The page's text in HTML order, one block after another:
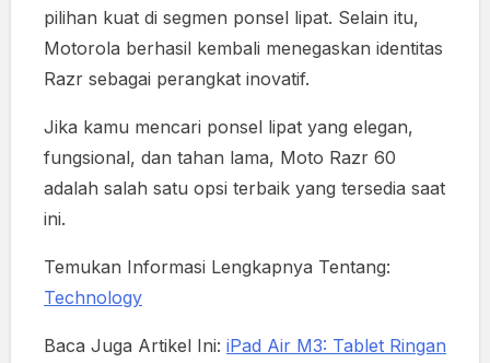
pilihan kuat di segmen ponsel lipat. Selain itu,
Motorola berhasil kembali menegaskan identitas
Razr sebagai perangkat inovatif.
Jika kamu mencari ponsel lipat yang elegan,
fungsional, dan tahan lama, Moto Razr 60
adalah salah satu opsi terbaik yang tersedia saat
ini.
Temukan Informasi Lengkapnya Tentang:
Technology
Baca Juga Artikel Ini: iPad Air M3: Tablet Ringan